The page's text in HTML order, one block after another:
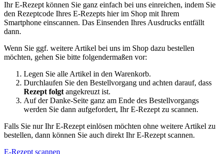
Ihr E-Rezept können Sie ganz einfach bei uns einreichen, indem Sie
den Rezeptcode Ihres E-Rezepts hier im Shop mit Ihrem
Smartphone einscannen. Das Einsenden Ihres Ausdrucks entfällt
dann.
Wenn Sie ggf. weitere Artikel bei uns im Shop dazu bestellen
möchten, gehen Sie bitte folgendermaßen vor:
Legen Sie alle Artikel in den Warenkorb.
Durchlaufen Sie den Bestellvorgang und achten darauf, dass
Rezept folgt angekreuzt ist.
Auf der Danke-Seite ganz am Ende des Bestellvorgangs
werden Sie dann aufgefordert, Ihr E-Rezept zu scannen.
Falls Sie nur Ihr E-Rezept einlösen möchten ohne weitere Artikel zu
bestellen, dann können Sie auch direkt Ihr E-Rezept scannen.
E-Rezept scannen